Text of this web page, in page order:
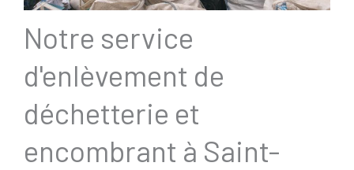
Notre service
d'enlèvement de
déchetterie et
encombrant à Saint-